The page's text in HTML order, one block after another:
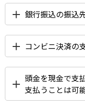
銀行振込の振込
コンビニ決済の
頭金を現金で支
支払うことは可